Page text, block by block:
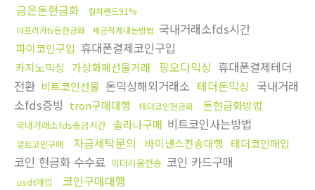
금은돈현금화
컬쳐랜드91%
아프리카tv돈현금화 세금적게내는방법 국내거래소fds시간
파이코인구입 휴대폰결제코인구입
카지노믹싱 가상화폐선물거래 핑오다믹싱 휴대폰결제테더
전환 비트코인선물 돈믹싱해외거래소 테더돈믹싱 국내거래
소fds증빙 tron구매대행 테더코인현금화 돈현금화방법
국내거래소fds송금시간 솔라나구매 비트코인사는방법
알트코인구매 자금세탁문의 바이낸스전송대행 테더코인매입
코인 현금화 수수료 이더리움전송 코인 카드구매
usdt매입 코인구매대행